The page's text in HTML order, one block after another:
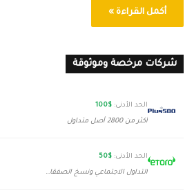
أكمل القراءة »
شركات مرخصة وموثوقة
الحد الأدنى: $100
أكثر من 2800 أصل متداول
الحد الأدنى: $50
التداول الاجتماعي ونسخ الصفقات